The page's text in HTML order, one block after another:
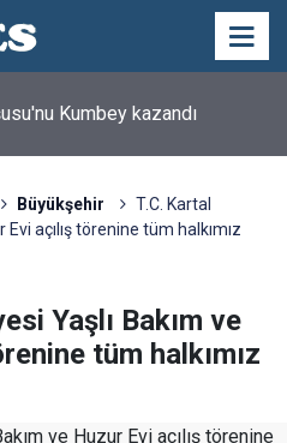
Kumbey kazandı
Büyükşehir
T.C. Kartal
açılış törenine tüm halkımız
Yaşlı Bakım ve
tüm halkımız